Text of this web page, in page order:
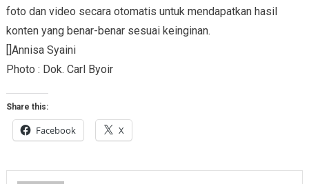
foto dan video secara otomatis untuk mendapatkan hasil
konten yang benar-benar sesuai keinginan.
[]Annisa Syaini
Photo : Dok. Carl Byoir
Share this:
Facebook X